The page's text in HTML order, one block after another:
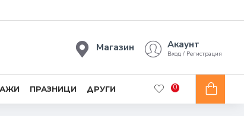
Магазин Акаунт
Вход / Регистрация
ПРАЗНИЦИ ДРУГИ 0